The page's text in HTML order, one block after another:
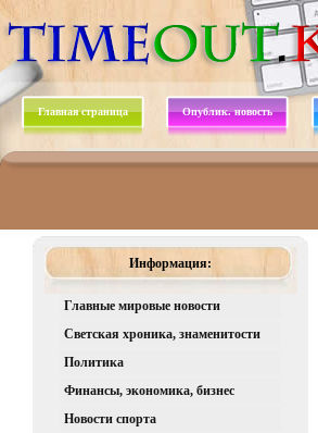
Главная страница Опублик. новость
Информация:
Главные мировые новости
Светская хроника, знаменитости
Политика
Финансы, экономика, бизнес
Новости спорта